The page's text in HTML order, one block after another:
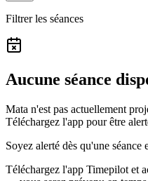
Filtrer les séances
Aucune séance
Mata n'est pas actuellement
Téléchargez l'app pour être
Soyez alerté dès qu'une séance
Téléchargez l'app Timepilot et